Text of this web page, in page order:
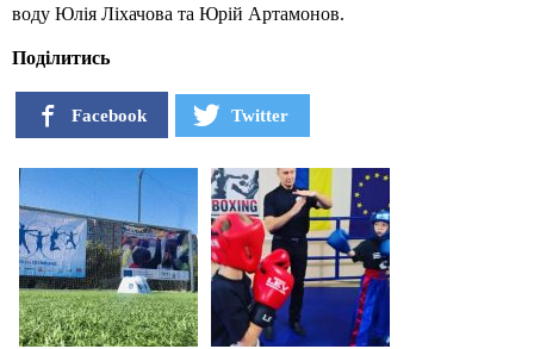
воду Юлія Ліхачова та Юрій Артамонов.
Поділитись
Facebook Twitter